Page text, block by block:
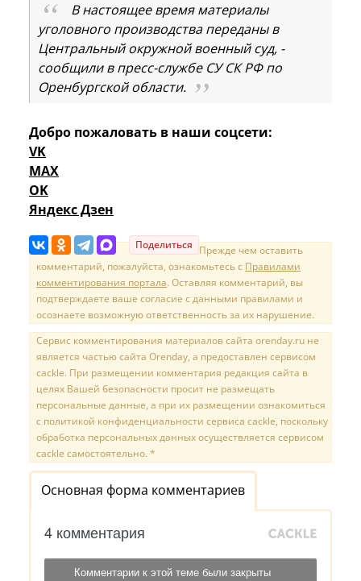
В настоящее время материалы
уголовного производства переданы в
Центральный окружной военный суд, -
сообщили в пресс-службе СУ СК РФ по
Оренбургской области.
Добро пожаловать в наши соцсети:
VK
MAX
OK
Яндекс Дзен
Поделиться Прежде чем оставить
комментарий, пожалуйста, ознакомьтесь с Правилами
комментирования портала. Оставляя комментарий, вы
подтверждаете ваше согласие с данными правилами и
осознаете возможную ответственность за их нарушение.
Сервис комментирования материалов сайта orenday.ru не
является частью сайта Orenday, а предоставлен сервисом
cackle. При размещении комментария редакция сайта в
целях Вашей безопасности просит не размещать
персональные данные, а при их размещении ознакомиться
с политикой конфиденциальности сервиса cackle, поскольку
обработка персональных данных осуществляется сервисом
cackle самостоятельно. *
Основная форма комментариев
4 комментария
Комментарии к этой теме были закрыты